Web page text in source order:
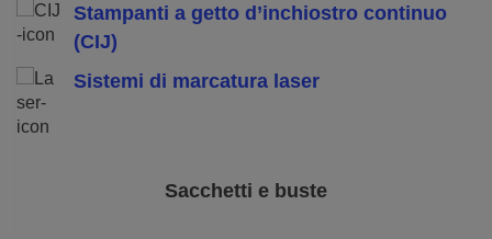
Stampanti a getto d’inchiostro continuo
(CIJ)
Sistemi di marcatura laser
Sacchetti e buste